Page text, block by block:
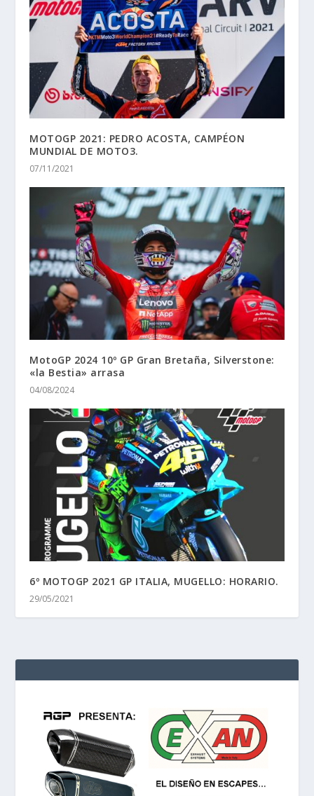
MOTOGP 2021: PEDRO ACOSTA, CAMPÉON
MUNDIAL DE MOTO3.
07/11/2021
MotoGP 2024 10º GP Gran Bretaña, Silverstone:
«la Bestia» arrasa
04/08/2024
6º MOTOGP 2021 GP ITALIA, MUGELLO: HORARIO.
29/05/2021